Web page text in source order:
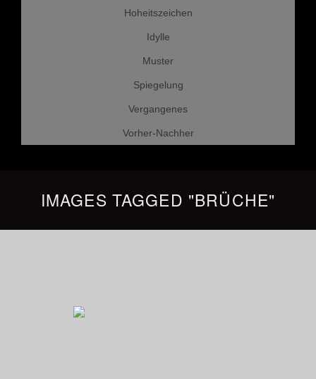
Hoheitszeichen
Idylle
Muster
Spiegelung
Vergangenes
Vorher-Nachher
IMAGES TAGGED "BRÜCHE"